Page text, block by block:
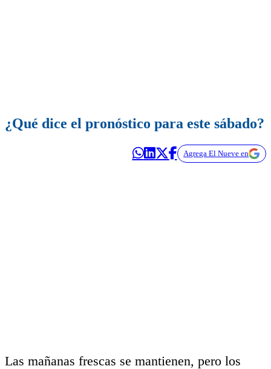
¿Qué dice el pronóstico para este sábado?
Agrega El Nueve en
Las mañanas frescas se mantienen, pero los